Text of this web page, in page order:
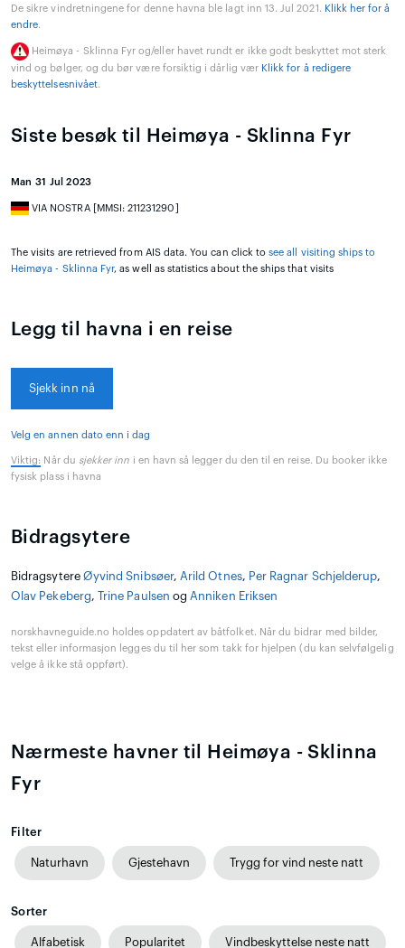
De sikre vindretningene for denne havna ble lagt inn 13. Jul 2021. Klikk her for å
endre.
Heimøya - Sklinna Fyr og/eller havet rundt er ikke godt beskyttet mot sterk
vind og bølger, og du bør være forsiktig i dårlig vær Klikk for å redigere
beskyttelsesnivået.
Siste besøk til Heimøya - Sklinna Fyr
Man 31 Jul 2023
VIA NOSTRA [MMSI: 211231290]
The visits are retrieved from AIS data. You can click tosee all visiting ships to
Heimøya - Sklinna Fyr, as well as statistics about the ships that visits
Legg til havna i en reise
Sjekk inn nå
Velg en annen dato enn i dag
Viktig: Når du sjekker inn i en havn så legger du den til en reise. Du booker ikke
fysisk plass i havna
Bidragsytere
Bidragsytere Øyvind Snibsøer, Arild Otnes, Per Ragnar Schjelderup,
Olav Pekeberg, Trine Paulsen og Anniken Eriksen
norskhavneguide.no holdes oppdatert av båtfolket. Når du bidrar med bilder,
tekst eller informasjon legges du til her som takk for hjelpen (du kan selvfølgelig
velge å ikke stå oppført).
Nærmeste havner til Heimøya - Sklinna
Fyr
Filter
Naturhavn Gjestehavn Trygg for vind neste natt
Sorter
Alfabetisk Popularitet Vindbeskyttelse neste natt